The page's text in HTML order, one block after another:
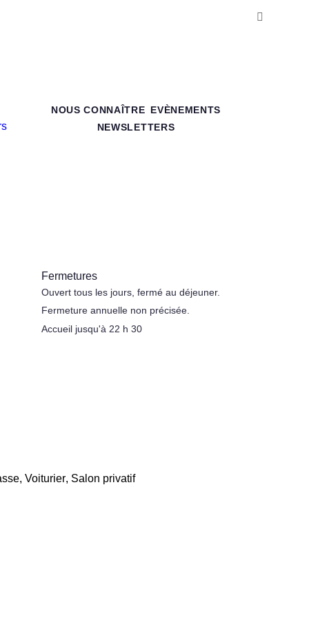
NOUS CONNAÎTRE
EVÈNEMENTS
NEWSLETTERS
Fermetures
Ouvert tous les jours, fermé au déjeuner.
Fermeture annuelle non précisée.
Accueil jusqu'à 22 h 30
, Voiturier, Salon privatif